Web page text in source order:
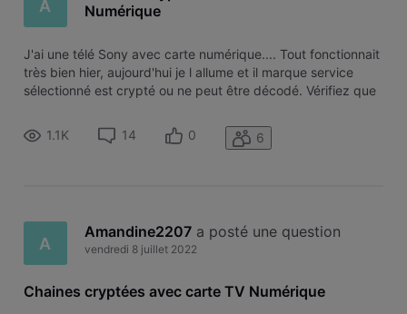
A
Numérique
​J'ai une télé Sony avec carte numérique.... Tout fonctionnait
très bien hier, aujourd'hui je l allume et il marque service
sélectionné est crypté ou ne peut être décodé. Vérifiez que
insérés.​ ​Je n'ai rien touché.... La carte est toujours bien e
1.1K 14 0 6
A
Amandine2207 a posté une question
vendredi 8 juillet 2022
Chaines cryptées avec carte TV Numérique